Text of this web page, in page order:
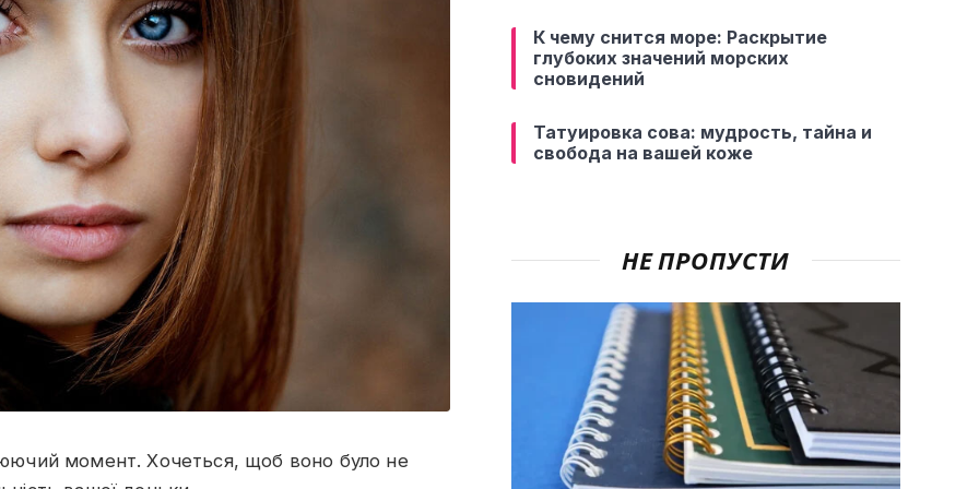
момент. Хочеться, щоб воно було не
К чему снится море: Раскрытие
глубоких значений морских
сновидений
Татуировка сова: мудрость, тайна и
свобода на вашей коже
НЕ ПРОПУСТИ